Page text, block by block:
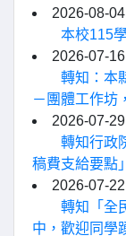
2026-08-04
本校115
2026-07-16
轉知：本
－團體工作坊
2026-07-29
轉知行政
稿費支給要點
2026-07-22
轉知「全
中，歡迎同學